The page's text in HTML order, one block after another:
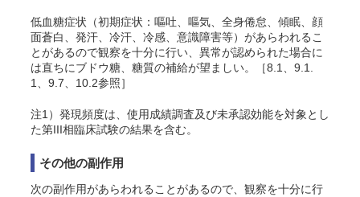
低血糖症状（初期症状：嘔吐、嘔気、全身倦怠、傾眠、顔
面蒼白、発汗、冷汗、冷感、意識障害等）があらわれるこ
とがあるので観察を十分に行い、異常が認められた場合に
は直ちにブドウ糖、糖質の補給が望ましい。［8.1、9.1.
1、9.7、10.2参照］
注1）発現頻度は、使用成績調査及び未承認効能を対象とし
た第III相臨床試験の結果を含む。
その他の副作用
次の副作用があらわれることがあるので、観察を十分に行